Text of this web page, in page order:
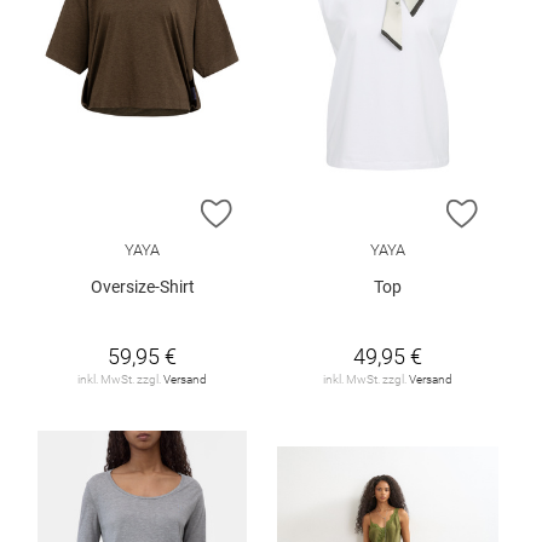
ZUR WUNSCHLISTE HINZUFÜGEN
YAYA
Oversize-Shirt
59,95 €
inkl. MwSt. zzgl. Versand
ZUR
YAYA
Top
49,95 €
inkl. MwSt. zzgl. Versand